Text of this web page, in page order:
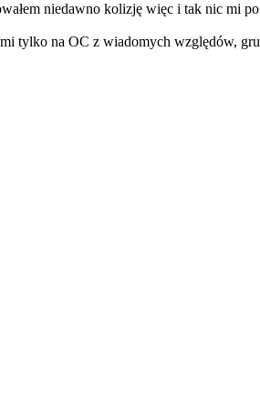
niedawno kolizję więc i tak nic mi
tylko na OC z wiadomych względów,